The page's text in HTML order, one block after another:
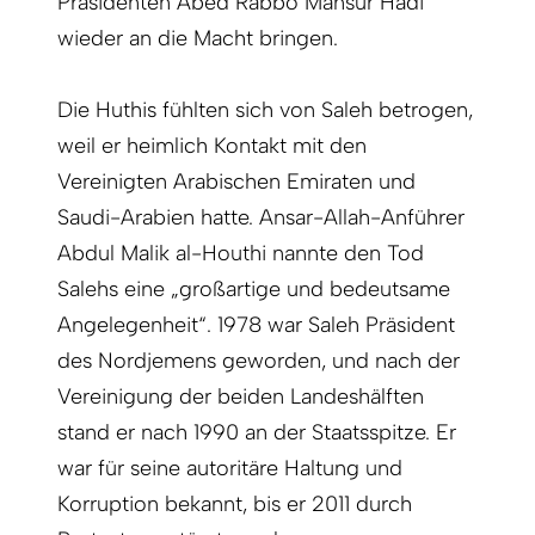
wieder an die Macht bringen.
Die Huthis fühlten sich von Saleh betrogen,
weil er heimlich Kontakt mit den
Vereinigten Arabischen Emiraten und
Saudi-Arabien hatte. Ansar-Allah-Anführer
Abdul Malik al-Houthi nannte den Tod
Salehs eine „großartige und bedeutsame
Angelegenheit“. 1978 war Saleh Präsident
des Nordjemens geworden, und nach der
Vereinigung der beiden Landeshälften
stand er nach 1990 an der Staatsspitze. Er
war für seine autoritäre Haltung und
Korruption bekannt, bis er 2011 durch